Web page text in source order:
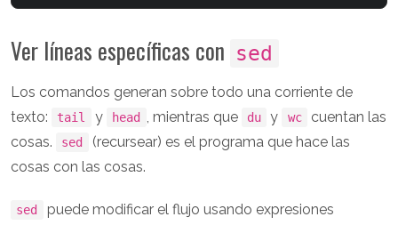
Ver líneas específicas con sed
Los comandos generan sobre todo una corriente de
texto:
tail y head , mientras que du y wc
cuentan las
cosas.
sed
(recursear) es el programa que hace las
cosas con las cosas.
sed
puede modificar el flujo usando expresiones